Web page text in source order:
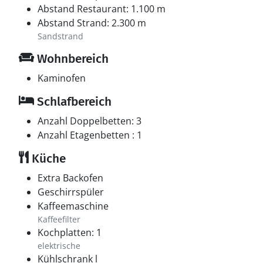
unter den Füßen knirscht. Erlebe auch die
beeindruckende Natur rund um Blåvand, wo Dünen,
verschmelzen. Ausflüge zum Blåvandshuk Fyr oder
zum Tirpitz-Museum bieten sowohl beeindruckende
jeden etwas dabei – ganz gleich, ob du Ruhe,
Naturerlebnisse oder gemütliche Stunden im
lebendigen Stadtleben suchst.
Abstand Restaurant: 1.100 m
Abstand Strand: 2.300 m
Sandstrand
Wohnbereich
Kaminofen
Schlafbereich
Anzahl Doppelbetten: 3
Anzahl Etagenbetten : 1
Küche
Extra Backofen
Geschirrspüler
Kaffeemaschine
Kaffeefilter
Kochplatten: 1
elektrische
Kühlschrank l